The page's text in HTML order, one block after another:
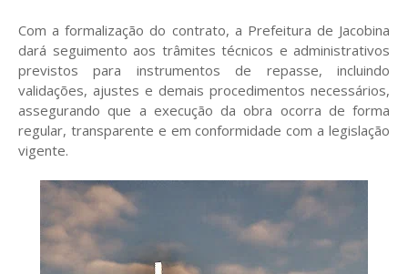
Com a formalização do contrato, a Prefeitura de Jacobina
dará seguimento aos trâmites técnicos e administrativos
previstos para instrumentos de repasse, incluindo
validações, ajustes e demais procedimentos necessários,
assegurando que a execução da obra ocorra de forma
regular, transparente e em conformidade com a legislação
vigente.